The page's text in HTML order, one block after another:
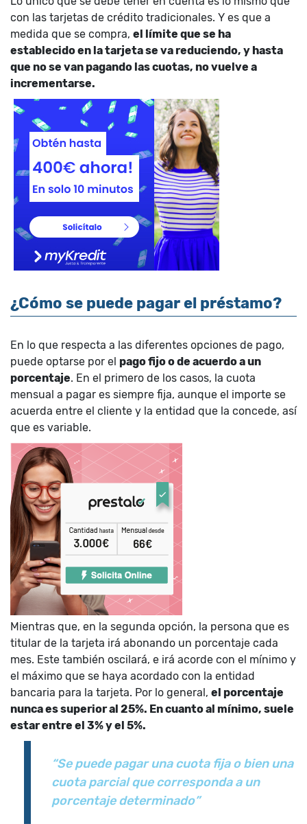
con las tarjetas de crédito tradicionales. Y es que a
medida que se compra, el límite que se ha
establecido en la tarjeta se va reduciendo, y hasta
que no se van pagando las cuotas, no vuelve a
incrementarse.
¿Cómo se puede pagar el préstamo?
En lo que respecta a las diferentes opciones de pago,
puede optarse por el pago fijo o de acuerdo a un
porcentaje. En el primero de los casos, la cuota
mensual a pagar es siempre fija, aunque el importe se
acuerda entre el cliente y la entidad que la concede, así
que es variable.
Mientras que, en la segunda opción, la persona que es
titular de la tarjeta irá abonando un porcentaje cada
mes. Este también oscilará, e irá acorde con el mínimo y
el máximo que se haya acordado con la entidad
bancaria para la tarjeta. Por lo general, el porcentaje
nunca es superior al 25%. En cuanto al mínimo, suele
estar entre el 3% y el 5%.
“Se puede pagar una cuota fija o bien una
cuota parcial que corresponda a un
porcentaje determinado”